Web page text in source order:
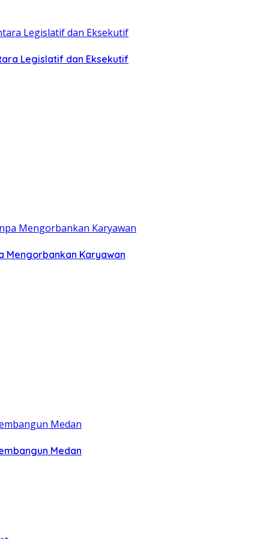
Legislatif dan Eksekutif
Mengorbankan Karyawan
Medan